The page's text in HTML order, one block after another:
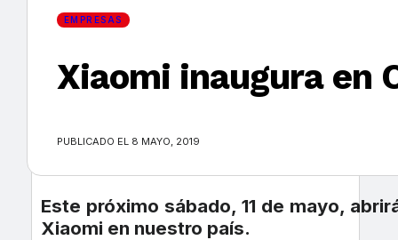
EMPRESAS
Xiaomi inaugura en
PUBLICADO EL 8 MAYO, 2019
Este próximo sábado, 11 de mayo,
Xiaomi en nuestro país.